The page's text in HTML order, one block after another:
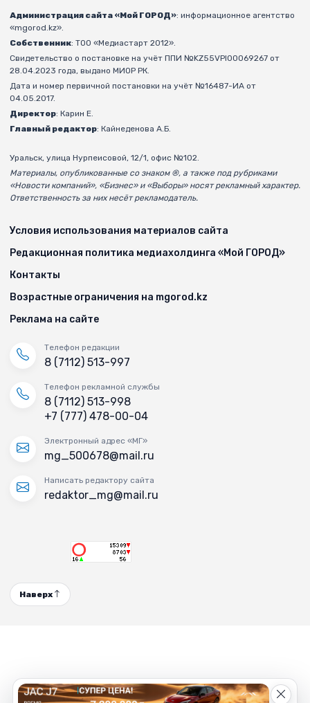
Администрация сайта «Мой ГОРОД»: информационное агентство
«mgorod.kz».
Собственник: ТОО «Медиастарт 2012».
Свидетельство о постановке на учёт ППИ №KZ55VPI00069267 от
28.04.2023 года, выдано МИОР РК.
Дата и номер первичной постановки на учёт №16487-ИА от
04.05.2017.
Директор: Карин Е.
Главный редактор: Кайнеденова А.Б.
Уральск, улица Нурпеисовой, 12/1, офис №102.
Материалы, опубликованные со знаком ®, а также под рубриками
«Новости компаний», «Бизнес» и «Выборы» носят рекламный характер.
Ответственность за них несёт рекламодатель.
Условия использования материалов сайта
Редакционная политика медиахолдинга «Мой ГОРОД»
Контакты
Возрастные ограничения на mgorod.kz
Реклама на сайте
Телефон редакции
8 (7112) 513-997
Телефон рекламной службы
8 (7112) 513-998
+7 (777) 478-00-04
Электронный адрес «МГ»
mg_500678@mail.ru
Написать редактору сайта
redaktor_mg@mail.ru
Наверх